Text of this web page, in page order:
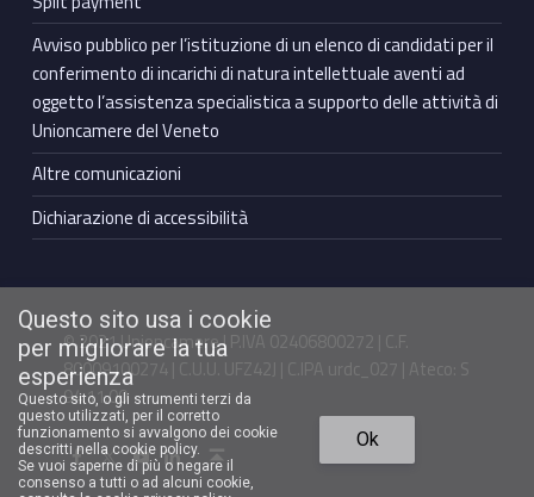
Avviso pubblico per l’istituzione di un elenco di candidati per il
conferimento di incarichi di natura intellettuale aventi ad
oggetto l’assistenza specialistica a supporto delle attività di
Unioncamere del Veneto
Altre comunicazioni
Dichiarazione di accessibilità
© 2021 Unioncamere | P.IVA 02406800272 | C.F.
80009100274 | C.U.U. UFZ42J | C.IPA urdc_027 | Ateco: S
94.11.00
Facebook Unioncamere VenetoTwitter Unioncamere VenetoYoutube Unioncamere VenetoLinkedin Unioncamere Veneto Torna in cima ↑
Questo sito usa i cookie
per migliorare la tua
esperienza
Questo sito, o gli strumenti terzi da
questo utilizzati, per il corretto
funzionamento si avvalgono dei cookie
descritti nella cookie policy.
Se vuoi saperne di più o negare il
consenso a tutti o ad alcuni cookie,
Ok